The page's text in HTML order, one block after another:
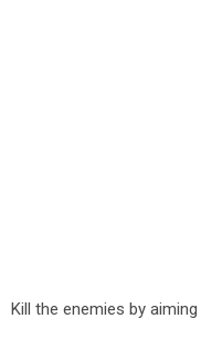
Kill the enemies by aiming